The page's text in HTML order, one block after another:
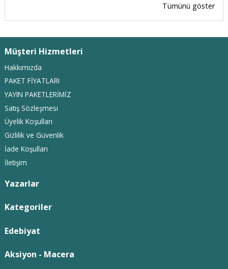
Tümünü göster
Müşteri Hizmetleri
Hakkımızda
PAKET FİYATLARI
YAYIN PAKETLERİMİZ
Satış Sözleşmesi
Üyelik Koşulları
Gizlilik ve Güvenlik
İade Koşulları
İletişim
Yazarlar
Kategoriler
Edebiyat
Aksiyon - Macera